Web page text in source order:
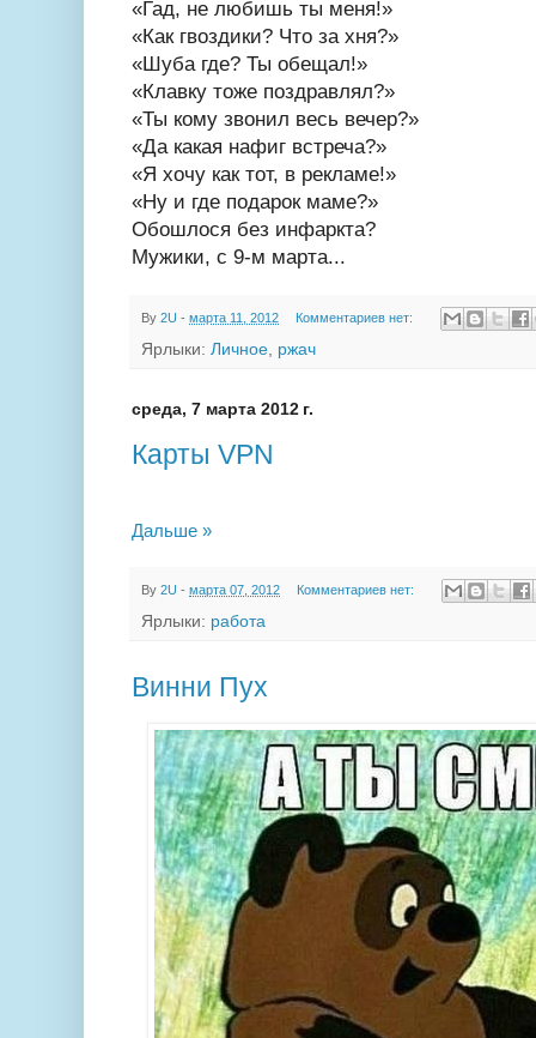
«Гад, не любишь ты меня!»
«Как гвоздики? Что за хня?»
«Шуба где? Ты обещал!»
«Клавку тоже поздравлял?»
«Ты кому звонил весь вечер?»
«Да какая нафиг встреча?»
«Я хочу как тот, в рекламе!»
«Ну и где подарок маме?»
Обошлося без инфаркта?
Мужики, с 9-м марта...
By 2U - марта 11, 2012 Комментариев нет:
Ярлыки: Личное, ржач
среда, 7 марта 2012 г.
Карты VPN
Дальше »
By 2U - марта 07, 2012 Комментариев нет:
Ярлыки: работа
Винни Пух